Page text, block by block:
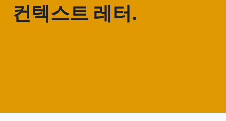
컨텍스트 레터.